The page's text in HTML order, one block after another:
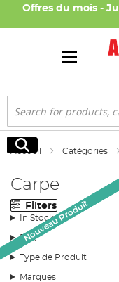
Offres du mois -
Rechercher
Rechercher
Accueil Catégories
Carpe
Filters
In Stock
Prix
Type de Produit
Marques
Nouveau Produit
Nouveau Produit